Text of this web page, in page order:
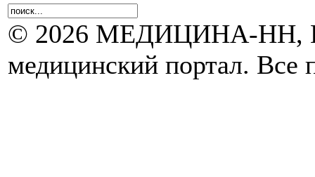
© 2026 МЕДИЦИНА-НН,
медицинский портал. Все